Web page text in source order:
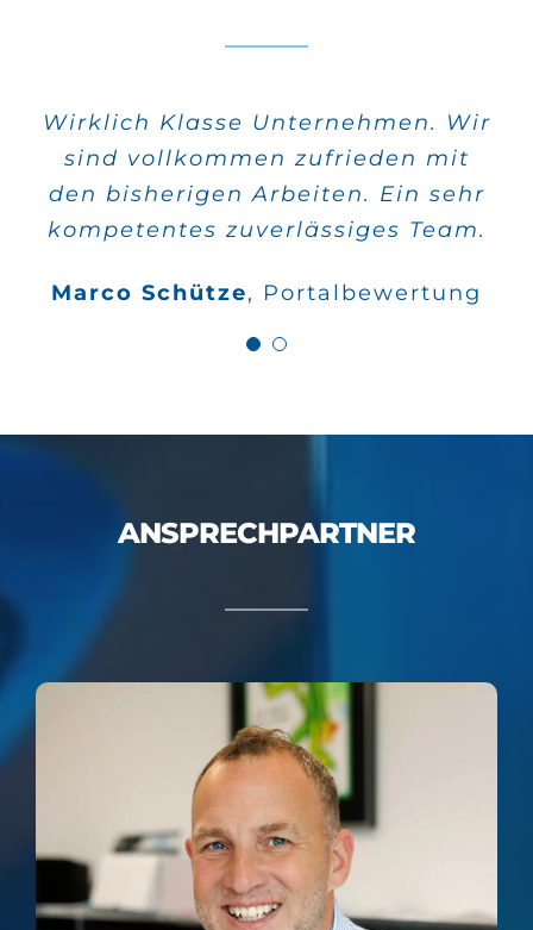
Wirklich Klasse Unternehmen. Wir
sind vollkommen zufrieden mit
den bisherigen Arbeiten. Ein sehr
kompetentes zuverlässiges Team.
Marco Schütze, Portalbewertung
Alle meine Aufträge wurden sehr
schnell verwirklicht und die
Qualität stimmt auch.
Wilfried Kahle
Google
ANSPRECHPARTNER